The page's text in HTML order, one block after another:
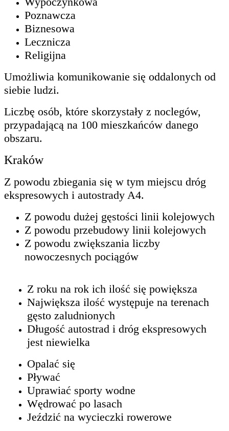
Poznawcza
Biznesowa
Lecznicza
Religijna
Umożliwia komunikowanie się oddalonych od
siebie ludzi.
Liczbę osób, które skorzystały z noclegów,
przypadającą na 100 mieszkańców danego
obszaru.
Kraków
Z powodu zbiegania się w tym miejscu dróg
ekspresowych i autostrady A4.
Z powodu dużej gęstości linii kolejowych
Z powodu przebudowy linii kolejowych
Z powodu zwiększania liczby
nowoczesnych pociągów
Z roku na rok ich ilość się powiększa
Największa ilość występuje na terenach
gęsto zaludnionych
Długość autostrad i dróg ekspresowych
jest niewielka
Opalać się
Pływać
Uprawiać sporty wodne
Wędrować po lasach
Jeździć na wycieczki rowerowe